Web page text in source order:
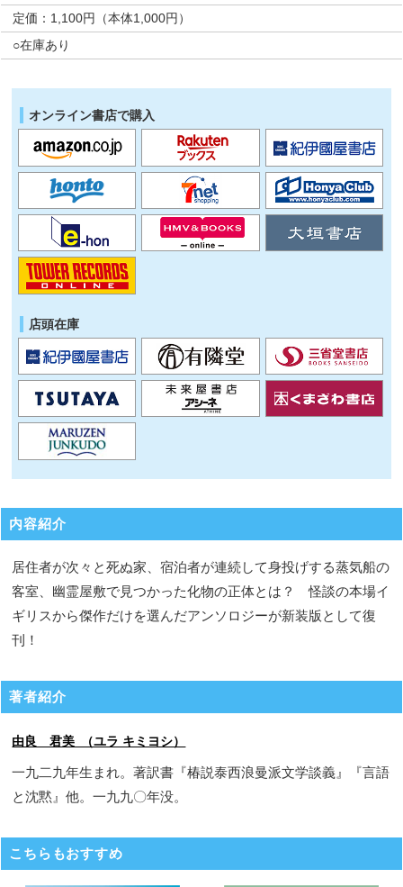
定価：1,100円（本体1,000円）
○在庫あり
オンライン書店で購入
店頭在庫
内容紹介
居住者が次々と死ぬ家、宿泊者が連続して身投げする蒸気船の
客室、幽霊屋敷で見つかった化物の正体とは？ 怪談の本場イ
ギリスから傑作だけを選んだアンソロジーが新装版として復
刊！
著者紹介
由良 君美 （ユラ キミヨシ）
一九二九年生まれ。著訳書『椿説泰西浪曼派文学談義』『言語
と沈黙』他。一九九〇年没。
こちらもおすすめ